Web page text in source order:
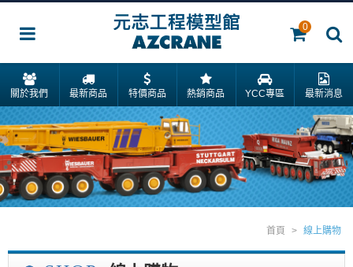
0
關於我們 最新商品 特價商品 熱銷商品 YCC專區 最新消息
首頁 > 線上購物